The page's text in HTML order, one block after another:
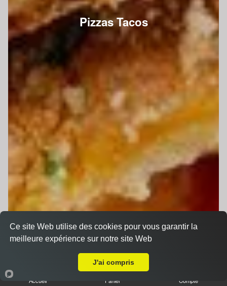
Pizzas Tacos
Accueil Panier Compte
Ce site Web utilise des cookies pour vous garantir la
meilleure expérience sur notre site Web
J'ai compris